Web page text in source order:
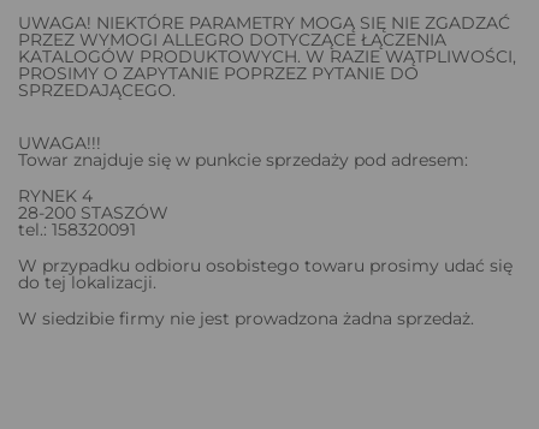
UWAGA! NIEKTÓRE PARAMETRY MOGĄ SIĘ NIE ZGADZAĆ
PRZEZ WYMOGI ALLEGRO DOTYCZĄCE ŁĄCZENIA
KATALOGÓW PRODUKTOWYCH. W RAZIE WĄTPLIWOŚCI,
PROSIMY O ZAPYTANIE POPRZEZ PYTANIE DO
SPRZEDAJĄCEGO.
UWAGA!!!
Towar znajduje się w punkcie sprzedaży pod adresem:
RYNEK 4
28-200 STASZÓW
tel.: 158320091
W przypadku odbioru osobistego towaru prosimy udać się
do tej lokalizacji.
W siedzibie firmy nie jest prowadzona żadna sprzedaż.